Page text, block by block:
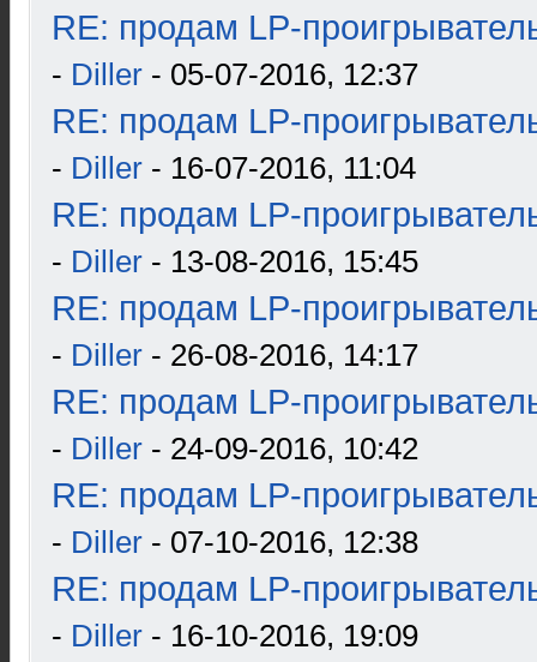
RE: продам LP-
- Diller - 05-07-2016, 12:37
RE: продам LP-
- Diller - 16-07-2016, 11:04
RE: продам LP-
- Diller - 13-08-2016, 15:45
RE: продам LP-
- Diller - 26-08-2016, 14:17
RE: продам LP-
- Diller - 24-09-2016, 10:42
RE: продам LP-
- Diller - 07-10-2016, 12:38
RE: продам LP-
- Diller - 16-10-2016, 19:09